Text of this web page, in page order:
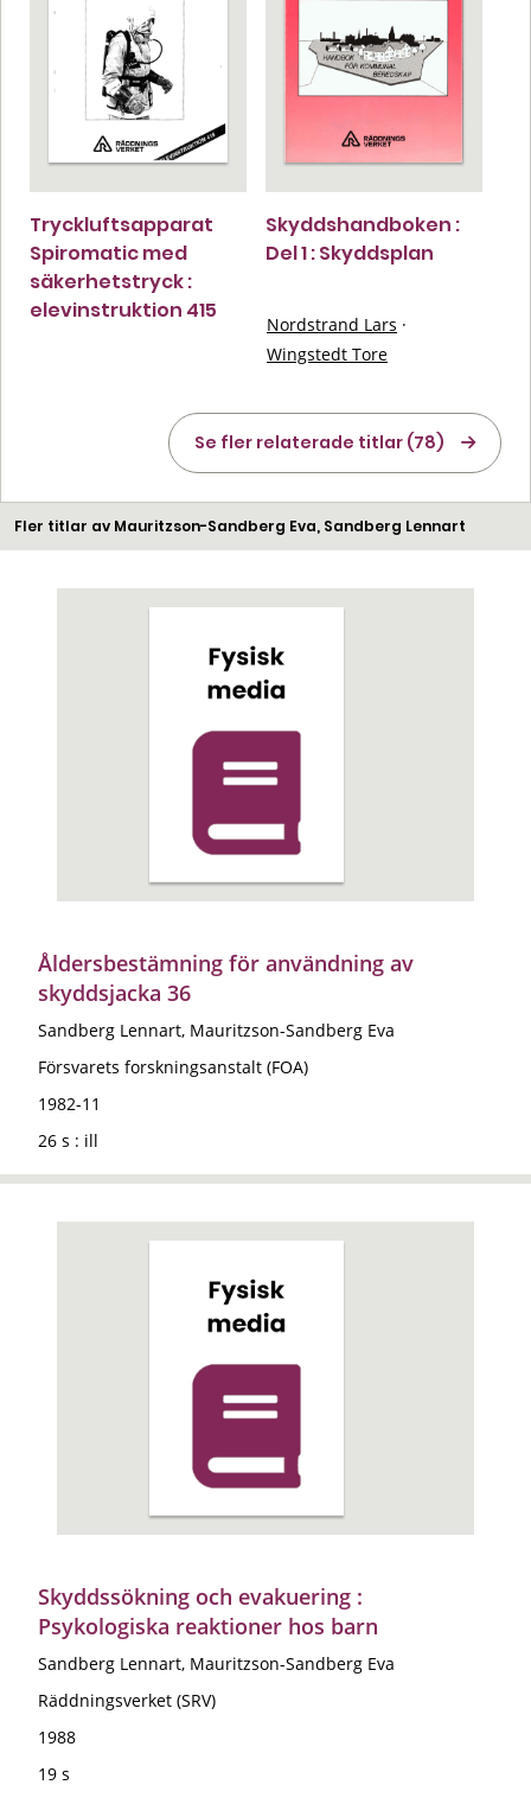
Tryckluftsapparat
Spiromatic med
säkerhetstryck :
elevinstruktion 415
Skyddshandboken :
Del 1 : Skyddsplan
Nordstrand Lars ·
Wingstedt Tore
Se fler relaterade titlar (78)
Fler titlar av Mauritzson-Sandberg Eva, Sandberg Lennart
Åldersbestämning för användning av
skyddsjacka 36
Sandberg Lennart, Mauritzson-Sandberg Eva
Försvarets forskningsanstalt (FOA)
1982-11
26 s : ill
Skyddssökning och evakuering :
Psykologiska reaktioner hos barn
Sandberg Lennart, Mauritzson-Sandberg Eva
Räddningsverket (SRV)
1988
19 s